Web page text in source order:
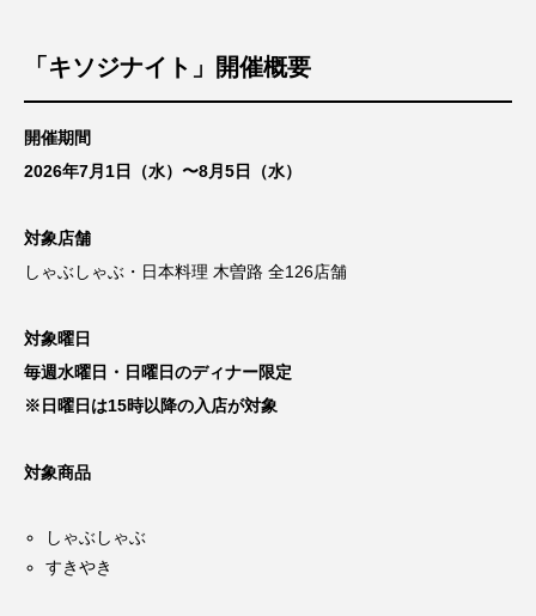
「キソジナイト」開催概要
開催期間
2026年7月1日（水）〜8月5日（水）
対象店舗
しゃぶしゃぶ・日本料理 木曽路 全126店舗
対象曜日
毎週水曜日・日曜日のディナー限定
※日曜日は15時以降の入店が対象
対象商品
しゃぶしゃぶ
すきやき